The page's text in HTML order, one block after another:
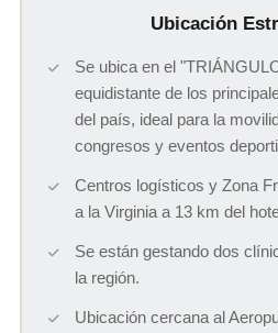
Ubicación
Se ubica en el
equidistante de los
del país, ideal para la
congresos y eventos
Centros logísticos y Zona
a la Virginia a 13 km del
Se están gestando dos
la región.
Ubicación cercana al